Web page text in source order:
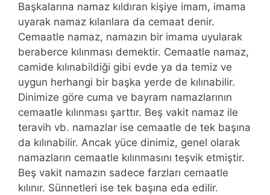
Başkalarına namaz kıldıran kişiye imam, imama
uyarak namaz kılanlara da cemaat denir.
Cemaatle namaz, namazın bir imama uyularak
beraberce kılınması demektir. Cemaatle namaz,
camide kılınabildiği gibi evde ya da temiz ve
uygun herhangi bir başka yerde de kılınabilir.
Dinimize göre cuma ve bayram namazlarının
cemaatle kılınması şarttır. Beş vakit namaz ile
teravih vb. namazlar ise cemaatle de tek başına
da kılınabilir. Ancak yüce dinimiz, genel olarak
namazların cemaatle kılınmasını teşvik etmiştir.
Beş vakit namazın sadece farzları cemaatle
kılınır. Sünnetleri ise tek başına eda edilir.